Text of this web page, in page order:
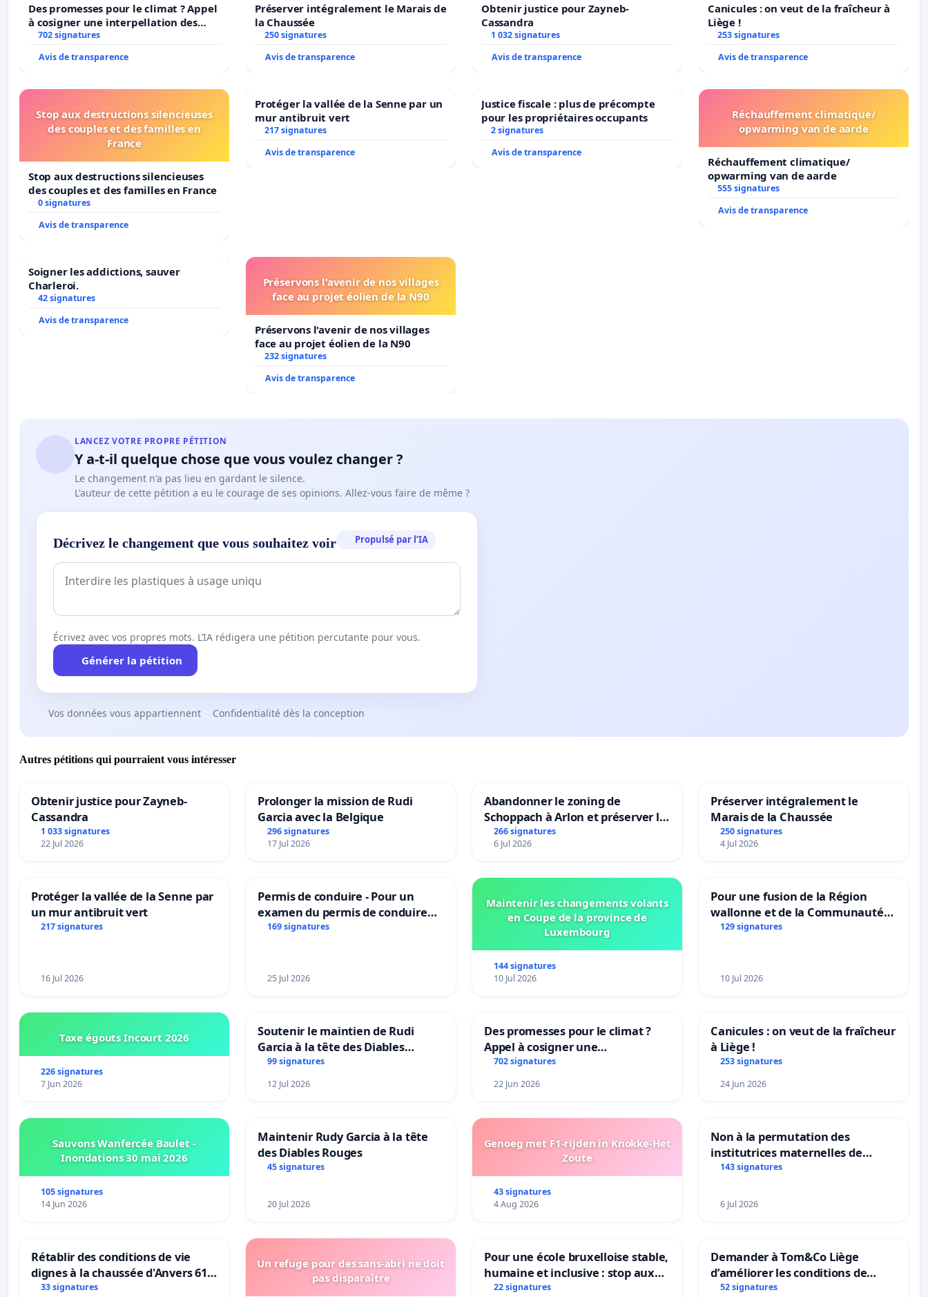
Des promesses pour le climat ? Appel
à cosigner une interpellation des
ministres wallons du climat et de
702 signatures
Avis de transparence
Préserver intégralement le Marais de
la Chaussée
250 signatures
Avis de transparence
Obtenir justice pour Zayneb-
Cassandra
1 032 signatures
Avis de transparence
Canicules : on veut de la fraîcheur à
Liège !
253 signatures
Avis de transparence
Stop aux destructions silencieuses
des couples et des familles en
France
Stop aux destructions silencieuses
des couples et des familles en France
0 signatures
Avis de transparence
Protéger la vallée de la Senne par un
mur antibruit vert
217 signatures
Avis de transparence
Justice fiscale : plus de précompte
pour les propriétaires occupants
2 signatures
Avis de transparence
Réchauffement climatique/
opwarming van de aarde
Réchauffement climatique/
opwarming van de aarde
555 signatures
Avis de transparence
Soigner les addictions, sauver
Charleroi.
42 signatures
Avis de transparence
Préservons l'avenir de nos villages
face au projet éolien de la N90
Préservons l'avenir de nos villages
face au projet éolien de la N90
232 signatures
Avis de transparence
LANCEZ VOTRE PROPRE PÉTITION
Y a-t-il quelque chose que vous voulez changer ?
Le changement n'a pas lieu en gardant le silence.
L'auteur de cette pétition a eu le courage de ses opinions. Allez-vous faire de même ?
Décrivez le changement que vous souhaitez voir Propulsé par l’IA
Écrivez avec vos propres mots. L’IA rédigera une pétition percutante pour vous.
Générer la pétition
Vos données vous appartiennent Confidentialité dès la conception
Autres pétitions qui pourraient vous intéresser
Obtenir justice pour Zayneb-
Cassandra
1 033 signatures
22 Jul 2026
Prolonger la mission de Rudi
Garcia avec la Belgique
296 signatures
17 Jul 2026
Abandonner le zoning de
Schoppach à Arlon et préserver le
site naturel
266 signatures
6 Jul 2026
Préserver intégralement le
Marais de la Chaussée
250 signatures
4 Jul 2026
Protéger la vallée de la Senne par
un mur antibruit vert
217 signatures
16 Jul 2026
Permis de conduire - Pour un
examen du permis de conduire
accessible dans plusieurs langues
169 signatures
25 Jul 2026
Maintenir les changements volants
en Coupe de la province de
Luxembourg
144 signatures
10 Jul 2026
Pour une fusion de la Région
wallonne et de la Communauté
française (Fédération Wallonie-
129 signatures
10 Jul 2026
Taxe égouts Incourt 2026
226 signatures
7 Jun 2026
Soutenir le maintien de Rudi
Garcia à la tête des Diables
Rouges |Teken voor het behoud
van Rudi Garcia als bondscoach
99 signatures
12 Jul 2026
Des promesses pour le climat ?
Appel à cosigner une
interpellation des ministres
wallons du climat et de
l’environnement.
702 signatures
22 Jun 2026
Canicules : on veut de la fraîcheur
à Liège !
253 signatures
24 Jun 2026
Sauvons Wanfercée Baulet -
Inondations 30 mai 2026
105 signatures
14 Jun 2026
Maintenir Rudy Garcia à la tête
des Diables Rouges
45 signatures
20 Jul 2026
Genoeg met F1-rijden in Knokke-Het
Zoute
43 signatures
4 Aug 2026
Non à la permutation des
institutrices maternelles de
Bléharies et Laplaigne !
enfants.
143 signatures
6 Jul 2026
Rétablir des conditions de vie
dignes à la chaussée d'Anvers 61
et 63
33 signatures
Un refuge pour des sans-abri ne doit
pas disparaître
Pour une école bruxelloise stable,
humaine et inclusive : stop aux
réformes qui fragilisent le
22 signatures
Demander à Tom&Co Liège
d’améliorer les conditions de
présentation des animaux et de
52 signatures